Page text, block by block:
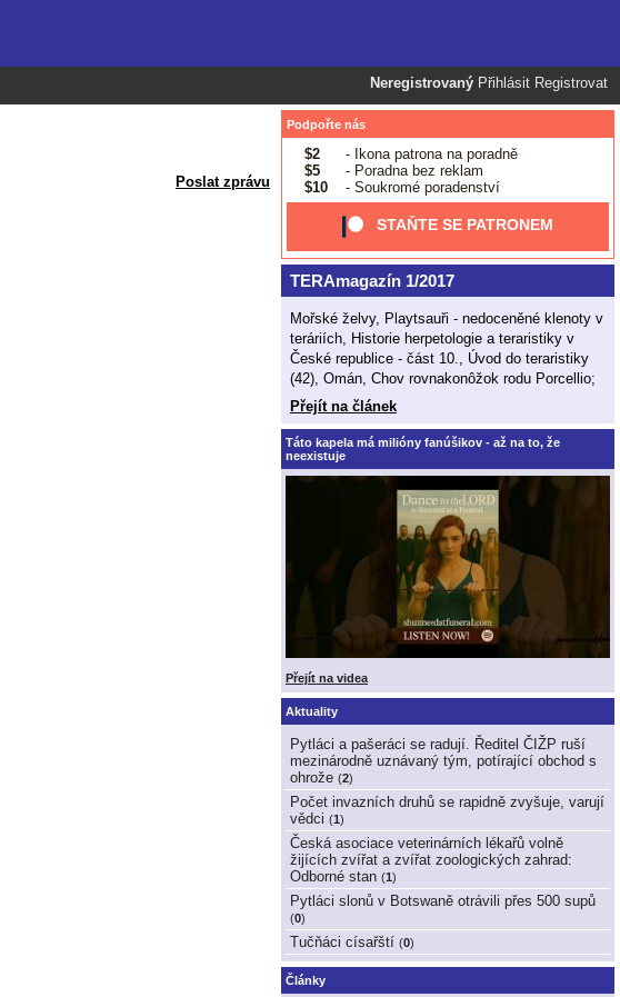
Neregistrovaný Přihlásit Registrovat
Poslat zprávu
Podpořte nás
$2
- Ikona patrona na poradně
$5
- Poradna bez reklam
$10
- Soukromé poradenství
STAŇTE SE PATRONEM
TERAmagazín 1/2017
Mořské želvy, Playtsauři - nedoceněné klenoty v
teráriích, Historie herpetologie a teraristiky v
České republice - část 10., Úvod do teraristiky
(42), Omán, Chov rovnakonôžok rodu Porcellio;
Přejít na článek
Táto kapela má milióny fanúšikov - až na to, že
neexistuje
Přejít na videa
Aktuality
Pytláci a pašeráci se radují. Ředitel ČIŽP ruší
mezinárodně uznávaný tým, potírající obchod s
ohrože (2)
Počet invazních druhů se rapidně zvyšuje, varují
vědci (1)
Česká asociace veterinárních lékařů volně
žijících zvířat a zvířat zoologických zahrad:
Odborné stan (1)
Pytláci slonů v Botswaně otrávili přes 500 supů
(0)
Tučňáci císařští (0)
Články